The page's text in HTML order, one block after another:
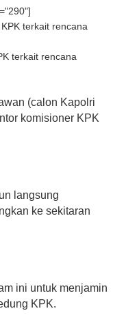
terkait rencana
(calon Kapolri
komisioner KPK
langsung
ke sekitaran
ini untuk menjamin
KPK.